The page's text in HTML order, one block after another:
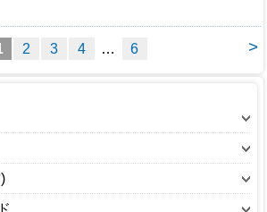
>
2 3 4 … 6
ート(犬)